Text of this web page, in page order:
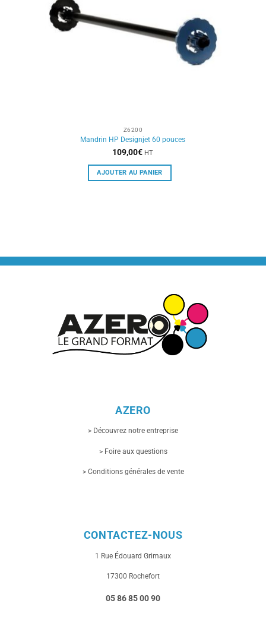
Z6200
Mandrin HP Designjet 60 pouces
109,00€ HT
AJOUTER AU PANIER
AZERO
> Découvrez notre entreprise
> Foire aux questions
> Conditions générales de vente
CONTACTEZ-NOUS
1 Rue Édouard Grimaux
17300 Rochefort
05 86 85 00 90